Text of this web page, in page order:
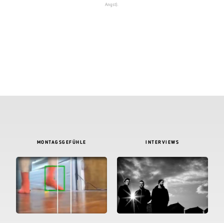
Angst).
MONTAGSGEFÜHLE INTERVIEWS